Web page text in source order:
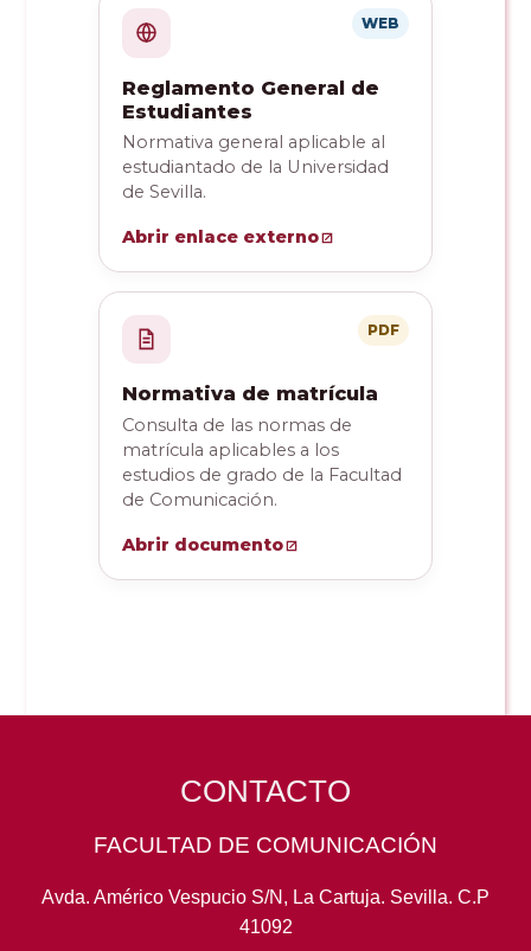
WEB
Reglamento General de
Estudiantes
Normativa general aplicable al
estudiantado de la Universidad
de Sevilla.
Abrir enlace externo
PDF
Normativa de matrícula
Consulta de las normas de
matrícula aplicables a los
estudios de grado de la Facultad
de Comunicación.
Abrir documento
CONTACTO
FACULTAD DE COMUNICACIÓN
Avda. Américo Vespucio S/N, La Cartuja. Sevilla. C.P
41092